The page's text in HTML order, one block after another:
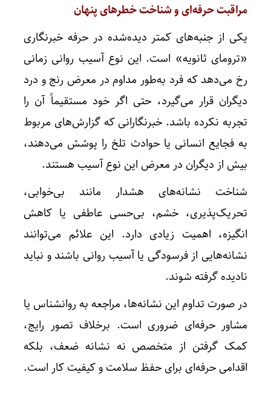
مراقبت حرفه‌ای و شناخت خطرهای پنهان
یکی از جنبه‌های کمتر دیده‌شده در حرفه خبرنگاری
«ترومای ثانویه» است. این نوع آسیب روانی زمانی
رخ می‌دهد که فرد به‌طور مداوم در معرض رنج و درد
دیگران قرار می‌گیرد، حتی اگر خود مستقیماً آن را
تجربه نکرده باشد. خبرنگارانی که گزارش‌های مربوط
به فجایع انسانی یا حوادث تلخ را پوشش می‌دهند،
بیش از دیگران در معرض این نوع آسیب هستند.
شناخت نشانه‌های هشدار مانند بی‌خوابی،
تحریک‌پذیری، خشم، بی‌حسی عاطفی یا کاهش
انگیزه، اهمیت زیادی دارد. این علائم می‌توانند
نشانه‌هایی از فرسودگی یا آسیب روانی باشند و نباید
نادیده گرفته شوند.
در صورت تداوم این نشانه‌ها، مراجعه به روانشناس یا
مشاور حرفه‌ای ضروری است. برخلاف تصور رایج،
کمک گرفتن از متخصص نه نشانه ضعف، بلکه
اقدامی حرفه‌ای برای حفظ سلامت و کیفیت کار است.